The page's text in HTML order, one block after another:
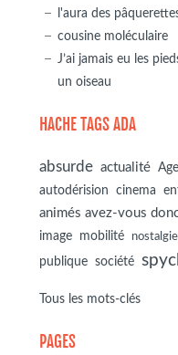
l'aura des
cousine moléculaire
J’ai jamais eu les
un oiseau
HACHE TAGS ADA
absurde actualité
autodérision cinema
animés avez-vous
image mobilité nostalgie
publique
société
Tous les mots-clés
PAGES